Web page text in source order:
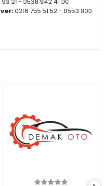
93 21 - 0538 942 41 00
0216 755 51 52 - 0553 800